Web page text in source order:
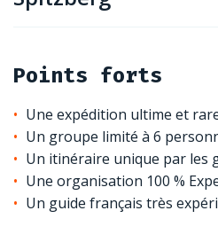
Points forts
Une expédition ultime et
Un groupe limité à 6
Un itinéraire unique par les
Une organisation 100 %
Un guide français très